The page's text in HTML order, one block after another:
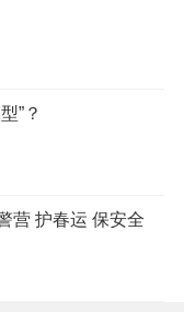
”？
营 护春运 保安全